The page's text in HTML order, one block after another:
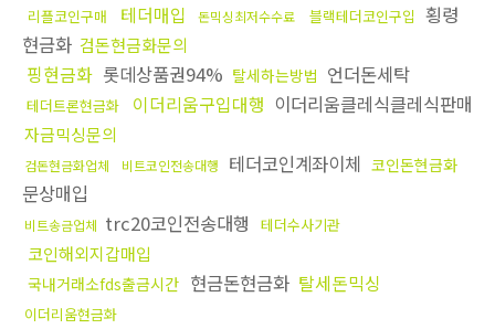
리플코인구매 테더매입 돈믹싱최저수수료 블랙테더코인구입 횡령
현금화 검돈현금화문의
핑현금화 롯데상품권94% 탈세하는방법 언더돈세탁
테더트론현금화 이더리움구입대행 이더리움클레식클레식판매
자금믹싱문의
검돈현금화업체 비트코인전송대행 테더코인계좌이체 코인돈현금화
문상매입
비트송금업체 trc20코인전송대행 테더수사기관
코인해외지갑매입
국내거래소fds출금시간 현금돈현금화 탈세돈믹싱
이더리움현금화